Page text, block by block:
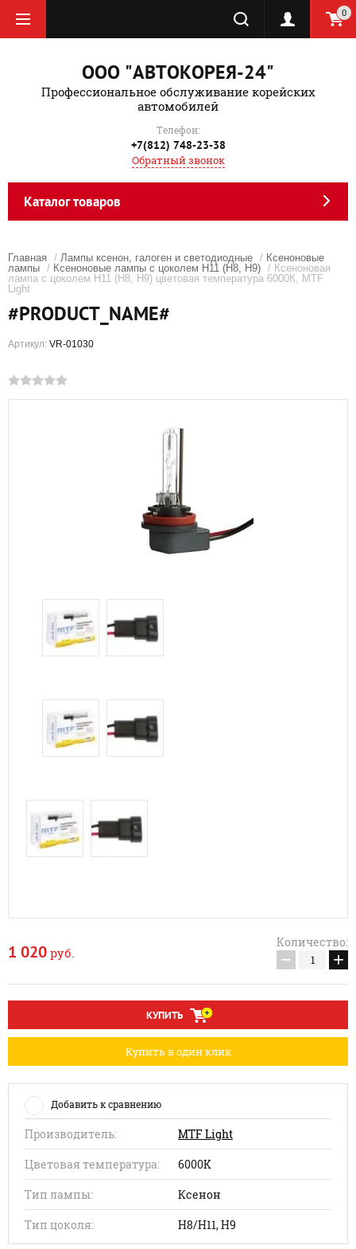
0
ООО "АВТОКОРЕЯ-24"
Профессиональное обслуживание корейских
автомобилей
Телефон:
+7(812) 748-23-38
Обратный звонок
Каталог товаров
Главная / Лампы ксенон, галоген и светодиодные / Ксеноновые
лампы / Ксеноновые лампы с цоколем Н11 (H8, Н9) / Ксеноновая
лампа с цоколем Н11 (H8, Н9) цветовая температура 6000К, MTF
Light
#PRODUCT_NAME#
Артикул: VR-01030
1 020 руб.
Количество:
− +
КУПИТЬ
Купить в один клик
Добавить к сравнению
Производитель:
MTF Light
Цветовая температура:
6000K
Тип лампы:
Ксенон
Тип цоколя:
H8/H11, H9